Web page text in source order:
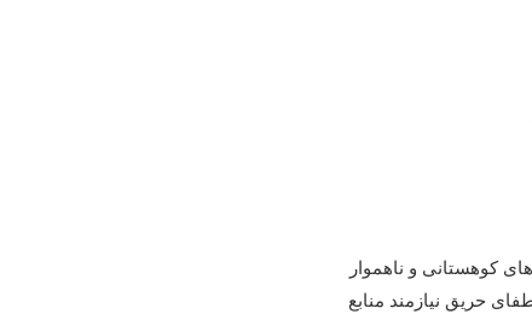
کوهستانی و ناهموار
حریق نیازمند منابع